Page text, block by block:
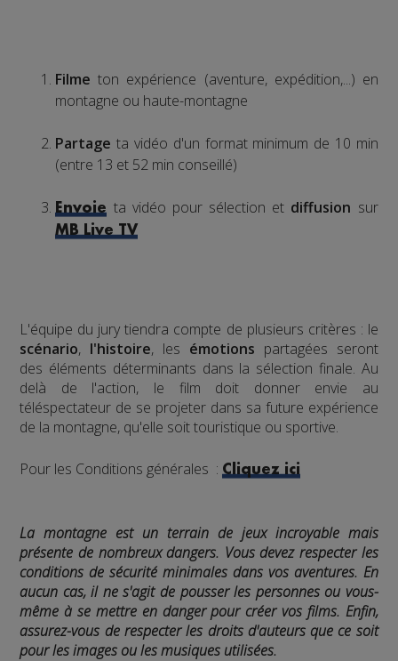
Filme ton expérience (aventure, expédition,...) en
montagne ou haute-montagne
Partage ta vidéo d'un format minimum de 10 min
(entre 13 et 52 min conseillé)
Envoie ta vidéo pour sélection et diffusion sur
MB Live TV
L'équipe du jury tiendra compte de plusieurs critères : le
scénario, l'histoire, les émotions partagées seront
des éléments déterminants dans la sélection finale. Au
delà de l'action, le film doit donner envie au
téléspectateur de se projeter dans sa future expérience
de la montagne, qu'elle soit touristique ou sportive.
Pour les Conditions générales :Cliquez ici
La montagne est un terrain de jeux incroyable mais
présente de nombreux dangers. Vous devez respecter les
conditions de sécurité minimales dans vos aventures. En
aucun cas, il ne s'agit de pousser les personnes ou vous-
même à se mettre en danger pour créer vos films. Enfin,
assurez-vous de respecter les droits d'auteurs que ce soit
pour les images ou les musiques utilisées.